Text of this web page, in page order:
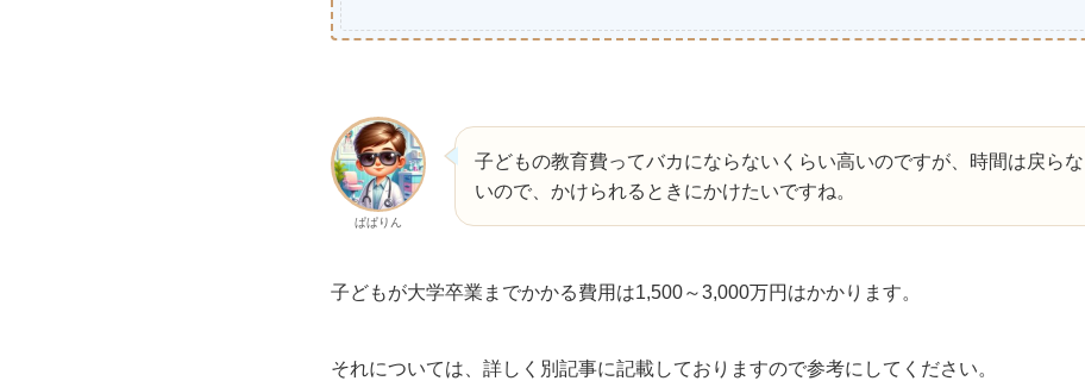
ぱぱりん
子どもの教育費ってバカにならないくらい高いのですが、時間は戻らな
いので、かけられるときにかけたいですね。
子どもが大学卒業までかかる費用は1,500～3,000万円はかかります。
それについては、詳しく別記事に記載しておりますので参考にしてください。